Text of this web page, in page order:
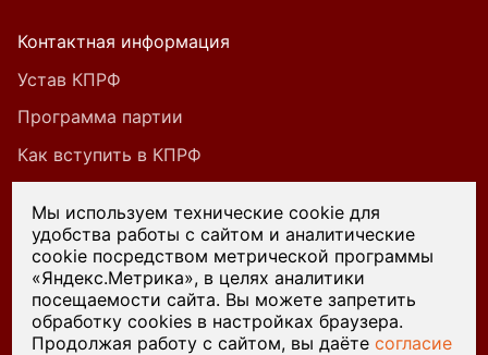
Контактная информация
Устав КПРФ
Программа партии
Как вступить в КПРФ
При цитировании или ином использовании
материалов, опубликованных на страницах
сайта kprf45.ru, ссылка на источник обязательна.
Мы используем технические cookie для
удобства работы с сайтом и аналитические
cookie посредством метрической программы
«Яндекс.Метрика», в целях аналитики
посещаемости сайта. Вы можете запретить
обработку cookies в настройках браузера.
Продолжая работу с сайтом, вы даётесогласие